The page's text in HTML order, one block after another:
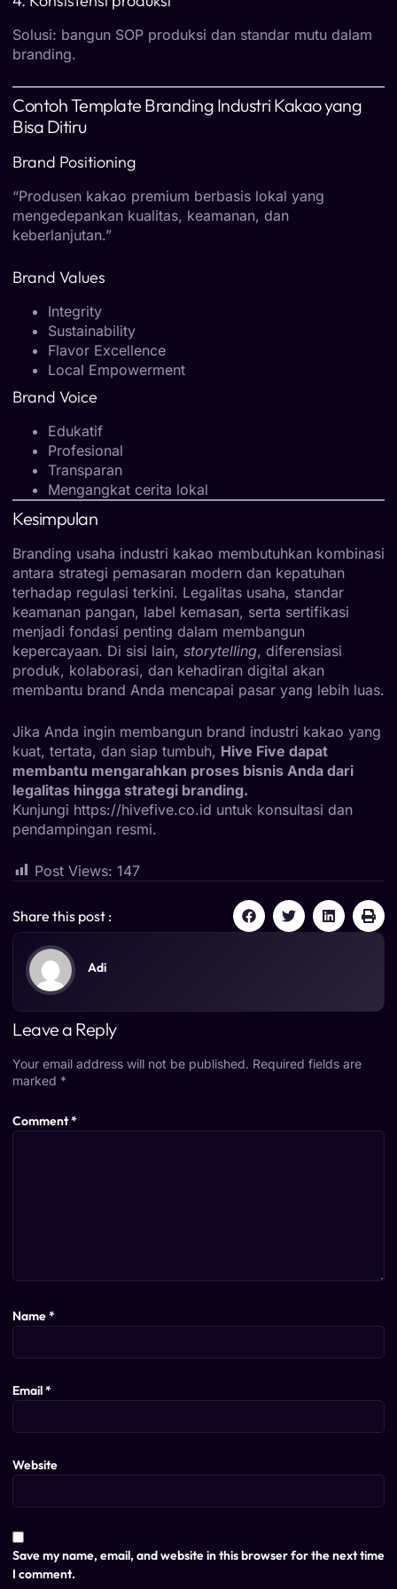
Solusi: bangun SOP produksi dan standar mutu dalam
branding.
Contoh Template Branding Industri Kakao yang
Bisa Ditiru
Brand Positioning
“Produsen kakao premium berbasis lokal yang
mengedepankan kualitas, keamanan, dan
keberlanjutan.”
Brand Values
Integrity
Sustainability
Flavor Excellence
Local Empowerment
Brand Voice
Edukatif
Profesional
Transparan
Mengangkat cerita lokal
Kesimpulan
Branding usaha industri kakao membutuhkan kombinasi
antara strategi pemasaran modern dan kepatuhan
terhadap regulasi terkini. Legalitas usaha, standar
keamanan pangan, label kemasan, serta sertifikasi
menjadi fondasi penting dalam membangun
kepercayaan. Di sisi lain, storytelling, diferensiasi
produk, kolaborasi, dan kehadiran digital akan
membantu brand Anda mencapai pasar yang lebih luas.
Jika Anda ingin membangun brand industri kakao yang
kuat, tertata, dan siap tumbuh, Hive Five dapat
membantu mengarahkan proses bisnis Anda dari
legalitas hingga strategi branding.
Kunjungi https://hivefive.co.id untuk konsultasi dan
pendampingan resmi.
Post Views: 147
Share this post :
Adi
Leave a Reply
Your email address will not be published. Required fields are
marked *
Comment*
Name*
Email*
Website
Save my name, email, and website in this browser for the next time
I comment.